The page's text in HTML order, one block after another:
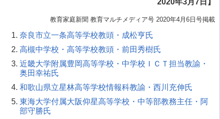
2020年3月7日】
教育家庭新聞 教育マルチメディア号 2020年4月6日号掲載
奈良市立一条高等学校教頭・成松亨氏
高槻中学校・高等学校教頭・前田秀樹氏
近畿大学附属豊岡高等学校・中学校ＩＣＴ担当教諭・
奥田幸祐氏
和歌山県立星林高等学校情報科教諭・西川充伸氏
東海大学付属大阪仰星高等学校・中等部教務主任・阿
部守勝氏